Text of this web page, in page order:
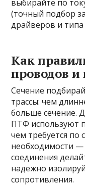
выбирайте по
(точный подбор
драйверов и типа
Как
проводов и
Сечение
трассы: чем
больше сечение.
ПТФ используют
чем требуется
необходимости —
соединения
надежно
сопротивления.